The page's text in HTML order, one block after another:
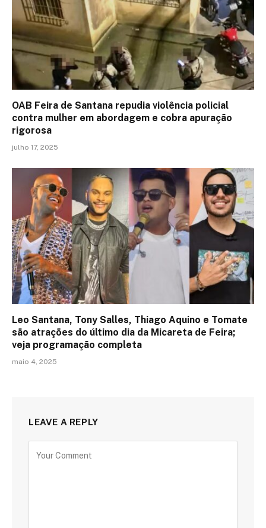
OAB Feira de Santana repudia violência policial
contra mulher em abordagem e cobra apuração
rigorosa
julho 17, 2025
Leo Santana, Tony Salles, Thiago Aquino e Tomate
são atrações do último dia da Micareta de Feira;
veja programação completa
maio 4, 2025
LEAVE A REPLY